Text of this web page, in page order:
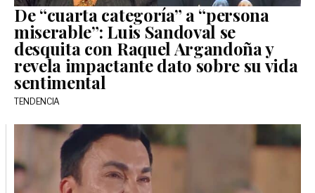
De “cuarta categoría” a “persona
miserable”: Luis Sandoval se
desquita con Raquel Argandoña y
revela impactante dato sobre su vida
sentimental
TENDENCIA